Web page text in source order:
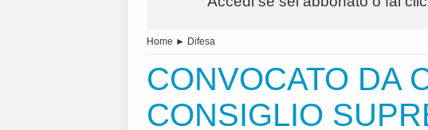
Home ► Difesa
CONVOCATO DA
CONSIGLIO